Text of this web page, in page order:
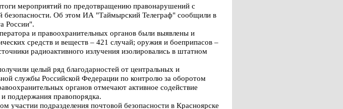
мероприятий по предотвращению правонарушений с
безопасности. Об этом ИА "Таймырский Телеграф" сообщили в
России".
и правоохранительных органов были выявлены и
средств и веществ – 421 случай; оружия и боеприпасов –
радиоактивного излучения изолировались в штатном
целый ряд благодарностей от центральных и
службы Российской Федерации по контролю за оборотом
органов отмечают активное содействие
поддержания правопорядка.
участии подразделения почтовой безопасности в Красноярске